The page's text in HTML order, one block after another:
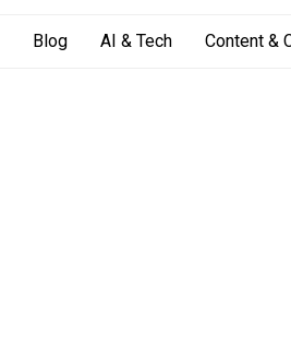
Blog AI & Tech Content &